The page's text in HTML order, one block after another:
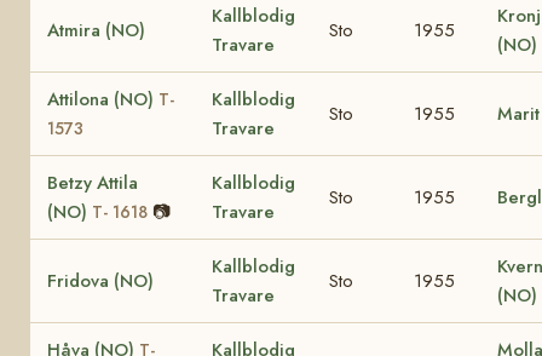
Atmira (NO)
Kallblodig
Travare
Sto 1955
(NO)
Attilona (NO) T-
1573
Kallblodig
Travare
Sto 1955
Betzy Attila
(NO) T- 1618 📷
Kallblodig
Travare
Sto 1955
Fridova (NO)
Kallblodig
Travare
Sto 1955
(NO)
Håva (NO) T-
Kallblodig